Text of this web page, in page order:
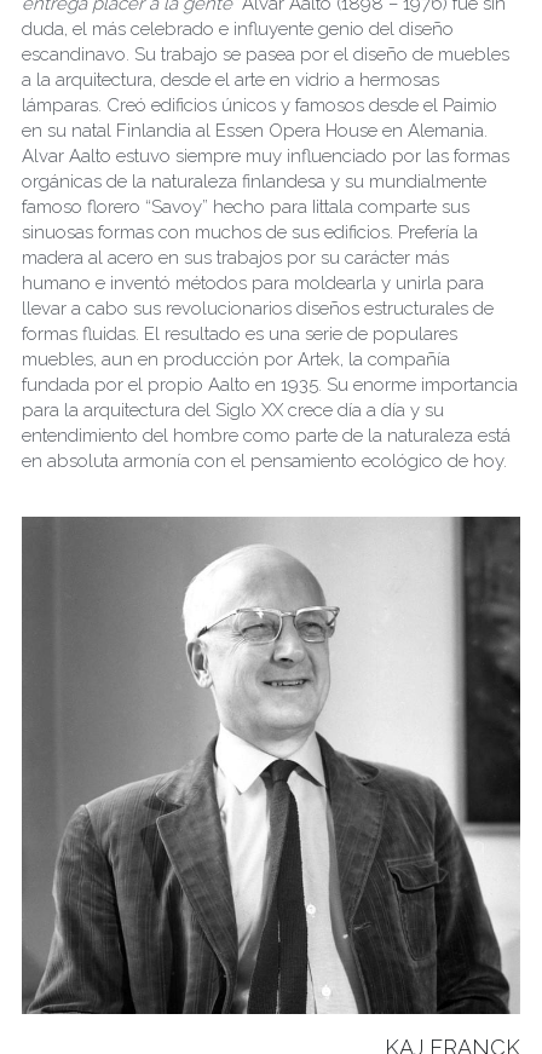
duda, el más celebrado e influyente genio del diseño
escandinavo. Su trabajo se pasea por el diseño de muebles
a la arquitectura, desde el arte en vidrio a hermosas
lámparas. Creó edificios únicos y famosos desde el Paimio
en su natal Finlandia al Essen Opera House en Alemania.
Alvar Aalto estuvo siempre muy influenciado por las formas
orgánicas de la naturaleza finlandesa y su mundialmente
famoso florero “Savoy” hecho para Iittala comparte sus
sinuosas formas con muchos de sus edificios. Prefería la
madera al acero en sus trabajos por su carácter más
humano e inventó métodos para moldearla y unirla para
llevar a cabo sus revolucionarios diseños estructurales de
formas fluidas. El resultado es una serie de populares
muebles, aun en producción por Artek, la compañía
fundada por el propio Aalto en 1935. Su enorme importancia
para la arquitectura del Siglo XX crece día a día y su
entendimiento del hombre como parte de la naturaleza está
en absoluta armonía con el pensamiento ecológico de hoy.
KAJ FRANCK